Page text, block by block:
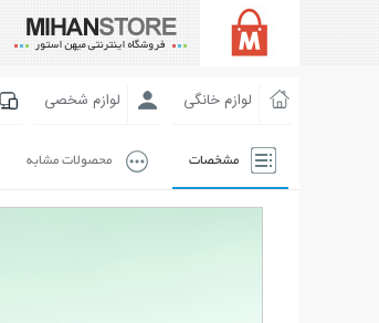
لوازم خانگی لوازم شخصی
مشخصات محصولات مشابه